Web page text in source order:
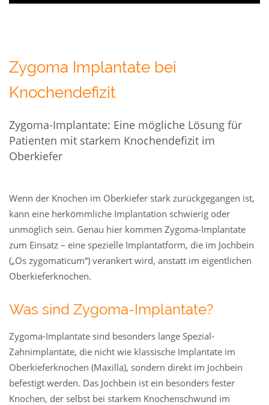
Zygoma Implantate bei
Knochendefizit
Zygoma-Implantate: Eine mögliche Lösung für
Patienten mit starkem Knochendefizit im
Oberkiefer
Wenn der Knochen im Oberkiefer stark zurückgegangen ist,
kann eine herkömmliche Implantation schwierig oder
unmöglich sein. Genau hier kommen Zygoma-Implantate
zum Einsatz – eine spezielle Implantatform, die im Jochbein
(„Os zygomaticum“) verankert wird, anstatt im eigentlichen
Oberkieferknochen.
Was sind Zygoma-Implantate?
Zygoma-Implantate sind besonders lange Spezial-
Zahnimplantate, die nicht wie klassische Implantate im
Oberkieferknochen (Maxilla), sondern direkt im Jochbein
befestigt werden. Das Jochbein ist ein besonders fester
Knochen, der selbst bei starkem Knochenschwund im